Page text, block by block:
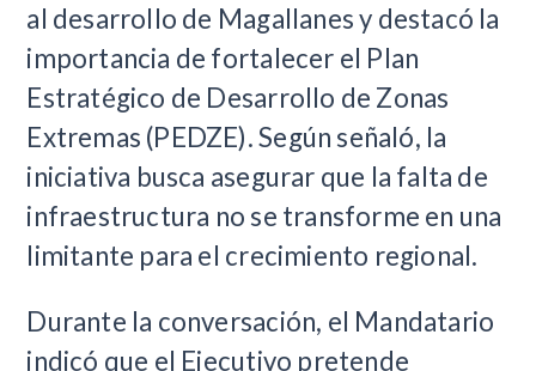
al desarrollo de Magallanes y destacó la
importancia de fortalecer el Plan
Estratégico de Desarrollo de Zonas
Extremas (PEDZE). Según señaló, la
iniciativa busca asegurar que la falta de
infraestructura no se transforme en una
limitante para el crecimiento regional.
Durante la conversación, el Mandatario
indicó que el Ejecutivo pretende